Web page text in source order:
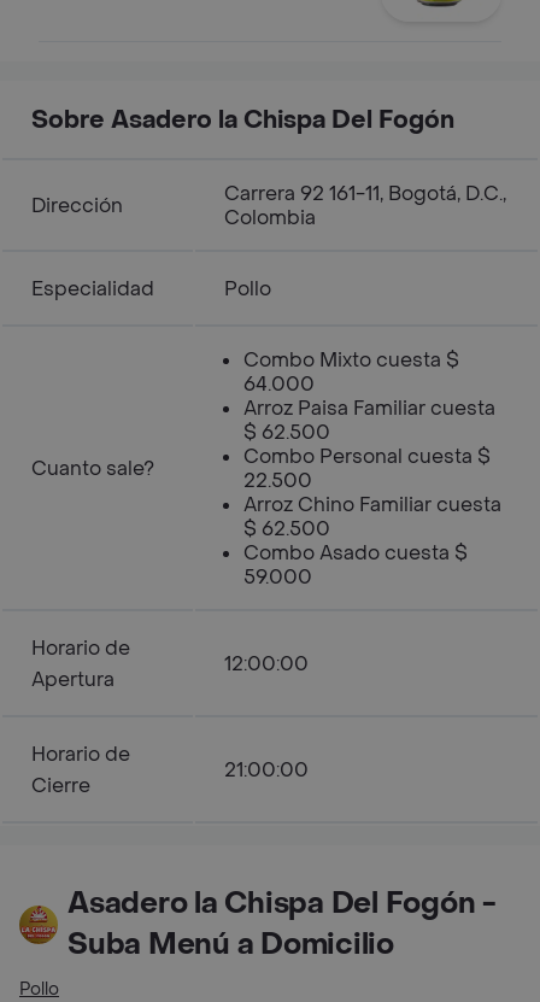
Sobre Asadero la Chispa Del Fogón
Dirección
Carrera 92 161-11, Bogotá, D.C.,
Colombia
Especialidad Pollo
Cuanto sale?
Combo Mixto cuesta $
64.000
Arroz Paisa Familiar cuesta
$ 62.500
Combo Personal cuesta $
22.500
Arroz Chino Familiar cuesta
$ 62.500
Combo Asado cuesta $
59.000
Horario de
Apertura
12:00:00
Horario de
Cierre
21:00:00
Asadero la Chispa Del Fogón -
Suba Menú a Domicilio
Pollo